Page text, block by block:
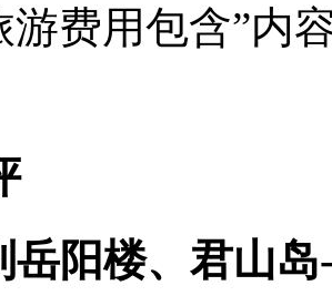
游费用包含”内
岳阳楼、君山